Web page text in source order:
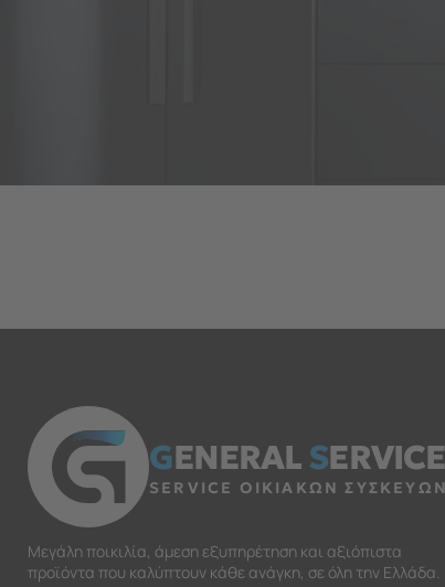
GENERALSERVICE
SERVICE ΟΙΚΙΑΚΩΝ ΣΥΣΚΕΥΩΝ
Μεγάλη ποικιλία, άμεση εξυπηρέτηση και αξιόπιστα
προϊόντα που καλύπτουν κάθε ανάγκη, σε όλη την Ελλάδα.